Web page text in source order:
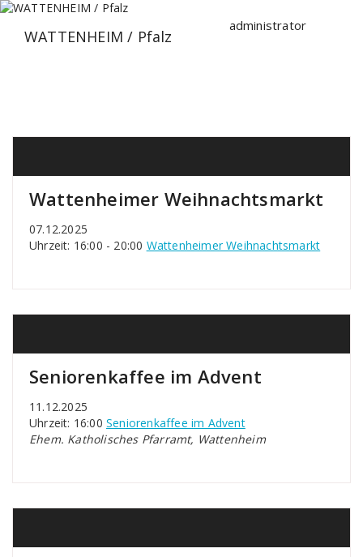
Zum
springenWATTENHEIM / Pfalz
administrator
Wattenheimer Weihnachtsmarkt
07.12.2025
Uhrzeit: 16:00 - 20:00 Wattenheimer Weihnachtsmarkt
Seniorenkaffee im Advent
11.12.2025
Uhrzeit: 16:00 Seniorenkaffee im Advent
Ehem. Katholisches Pfarramt, Wattenheim